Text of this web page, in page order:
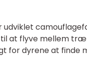
at flyve mellem
for dyrene at finde